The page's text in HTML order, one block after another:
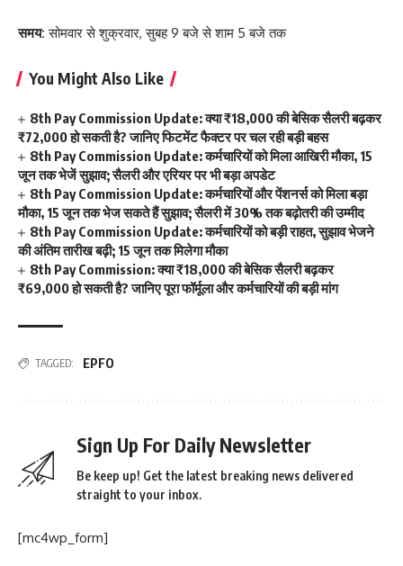
समय: सोमवार से शुक्रवार, सुबह 9 बजे से शाम 5 बजे तक
You Might Also Like
8th Pay Commission Update: क्या ₹18,000 की बेसिक सैलरी बढ़कर
₹72,000 हो सकती है? जानिए फिटमेंट फैक्टर पर चल रही बड़ी बहस
8th Pay Commission Update: कर्मचारियों को मिला आखिरी मौका, 15
जून तक भेजें सुझाव; सैलरी और एरियर पर भी बड़ा अपडेट
8th Pay Commission Update: कर्मचारियों और पेंशनर्स को मिला बड़ा
मौका, 15 जून तक भेज सकते हैं सुझाव; सैलरी में 30% तक बढ़ोतरी की उम्मीद
8th Pay Commission Update: कर्मचारियों को बड़ी राहत, सुझाव भेजने
की अंतिम तारीख बढ़ी; 15 जून तक मिलेगा मौका
8th Pay Commission: क्या ₹18,000 की बेसिक सैलरी बढ़कर
₹69,000 हो सकती है? जानिए पूरा फॉर्मूला और कर्मचारियों की बड़ी मांग
TAGGED: EPFO
Sign Up For Daily Newsletter
Be keep up! Get the latest breaking news delivered
straight to your inbox.
[mc4wp_form]